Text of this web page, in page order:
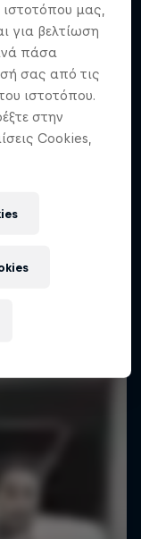
Style
ιστοτόπου μας,
για βελτίωση
πάσα
σας από τις
ιστοτόπου.
στην
Cookies,